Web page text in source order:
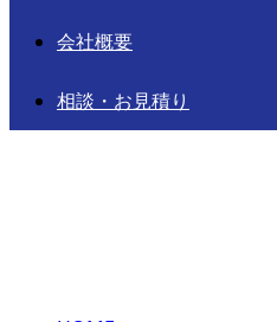
会社概要
相談・お見積り